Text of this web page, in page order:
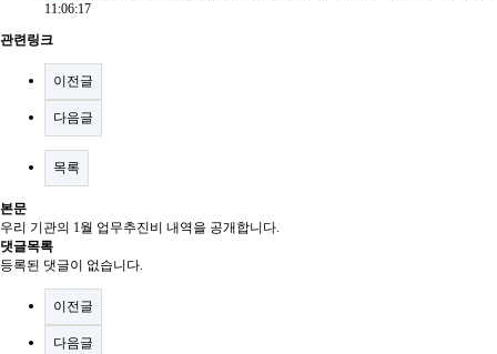
11:06:17
관련링크
이전글
다음글
목록
본문
우리 기관의 1월 업무추진비 내역을 공개합니다.
댓글목록
등록된 댓글이 없습니다.
이전글
다음글